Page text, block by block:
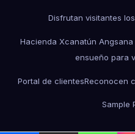
Disfrutan visitantes
Hacienda Xcanatún
ensueño para
Portal de clientesReconocen
Sample